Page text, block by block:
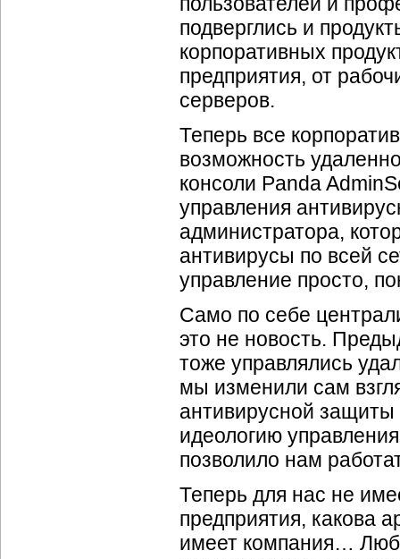
подверглись и
корпоративных
предприятия, от
серверов.
Теперь все
возможность
консоли Panda
управления
администратора,
антивирусы по всей
управление просто,
Само по себе
это не новость.
тоже управлялись
мы изменили сам
антивирусной
идеологию
позволило нам
Теперь для нас не
предприятия, какова
имеет компания…